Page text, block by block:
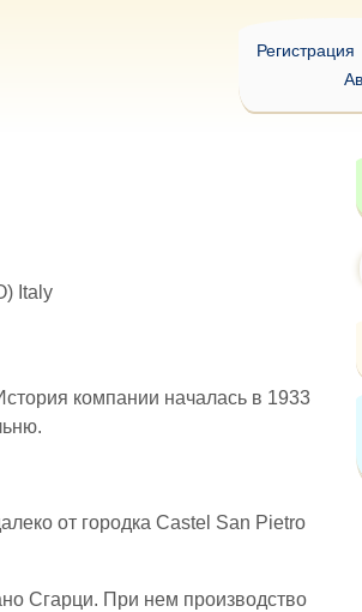
Регистрация
Italy
компании началась в 1933
от городка Castel San Pietro
Сгарци. При нем производство